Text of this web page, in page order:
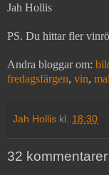
Jah Hollis
PS. Du hittar fler
Andra bloggar om:
fredagsfärgen, vin,
Jah Hollis kl. 18:30
32